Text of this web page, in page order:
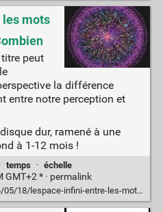
les mots
peut
la différence
entre notre perception et
dur, ramené à une
à 1-12 mois !
· temps · échelle
* · permalink
18/lespace-infini-entre-les-mots/